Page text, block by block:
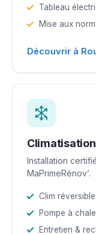
Tableau
Mise aux
Découvrir à
Climatisation
Installation
MaPrimeRénov’.
Clim
Pompe à
Entretien &